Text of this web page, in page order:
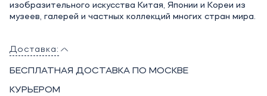
изобразительного искусства Китая, Японии и Кореи из
музеев, галерей и частных коллекций многих стран мира.
Доставка:
БЕСПЛАТНАЯ ДОСТАВКА ПО МОСКВЕ
КУРЬЕРОМ